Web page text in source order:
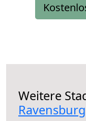
Weitere
Ravensburg